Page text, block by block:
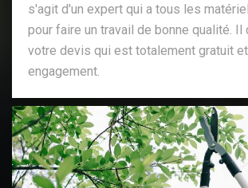
s'agit d'un expert qui a tous les
pour faire un travail de bonne qualité.
votre devis qui est totalement gratuit
engagement.